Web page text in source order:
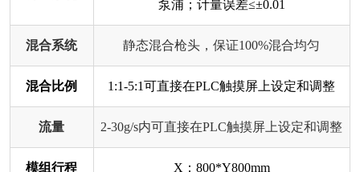
泵浦；计量误差≤±0.01
混合系统 静态混合枪头，保证100%混合均匀
混合比例 1:1-5:1可直接在PLC触摸屏上设定和调整
流量 2-30g/s内可直接在PLC触摸屏上设定和调整
模组行程 X：800*Y800mm